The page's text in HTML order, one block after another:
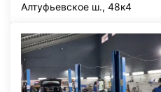
Алтуфьевское ш., 48к4